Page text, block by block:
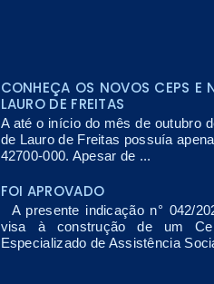
CONHEÇA OS NOVOS CEPS E
LAURO DE FREITAS
A até o início do mês de outubro
de Lauro de Freitas possuía
42700-000. Apesar de ...
FOI APROVADO
A presente indicação n° 042/
visa à construção de um
Especializado de Assistência